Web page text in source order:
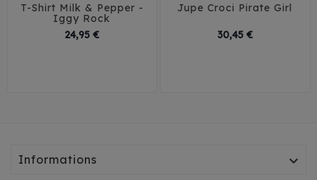
T-Shirt Milk & Pepper -
Iggy Rock
T23-26
T35-38
24,95 €Prix
Jupe Croci Pirate Girl
30,45 €Prix
Informations 